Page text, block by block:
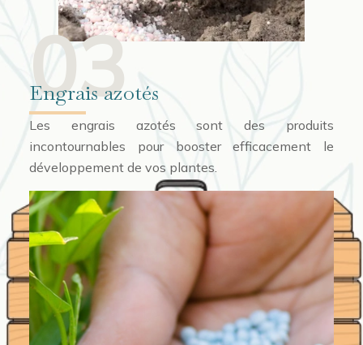
03
Engrais azotés
Les engrais azotés sont des produits
incontournables pour booster efficacement le
développement de vos plantes.